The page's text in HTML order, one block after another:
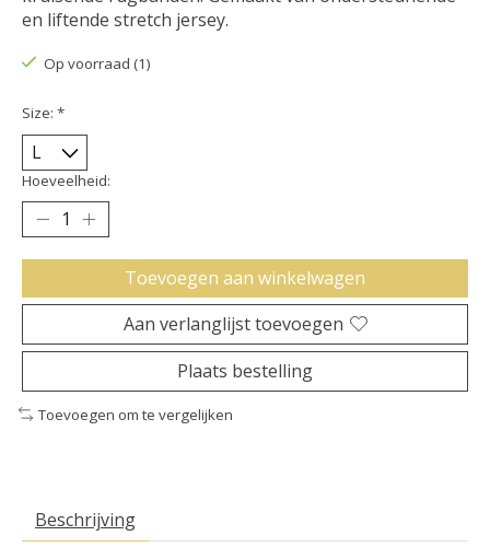
en liftende stretch jersey.
Op voorraad (1)
Size: *
Hoeveelheid:
Toevoegen aan winkelwagen
Aan verlanglijst toevoegen
Plaats bestelling
Toevoegen om te vergelijken
Beschrijving